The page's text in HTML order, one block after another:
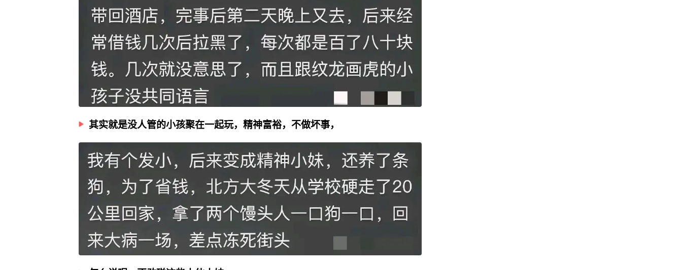
其实就是没人管的小孩聚在一起玩，精神富裕，不做坏事，